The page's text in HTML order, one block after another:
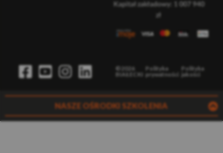
Kapitał zakładowy: 1 007 940
©2026
BIAŁECKI
Polityka
prywatności
Polityka
jakości
NASZE OŚRODKI SZKOLENIA